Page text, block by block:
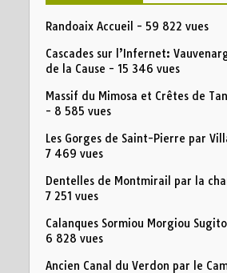
Randoaix Accueil - 59 822 vues
Cascades sur l’Infernet:
de la Cause - 15 346 vues
Massif du Mimosa et Crêtes de
- 8 585 vues
Les Gorges de Saint-Pierre par
7 469 vues
Dentelles de Montmirail par la
7 251 vues
Calanques Sormiou Morgiou
6 828 vues
Ancien Canal du Verdon par le